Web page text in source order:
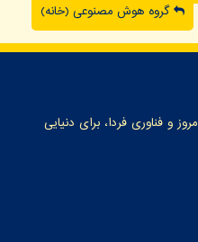
گروه هوش مصنوعی (خانه)
و فناوری فردا، برای دنیایی